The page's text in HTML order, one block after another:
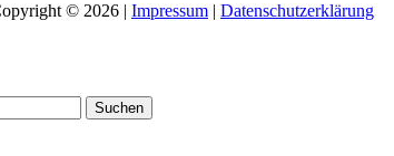
© 2026 | Impressum | Datenschutzerklärung
Suchen